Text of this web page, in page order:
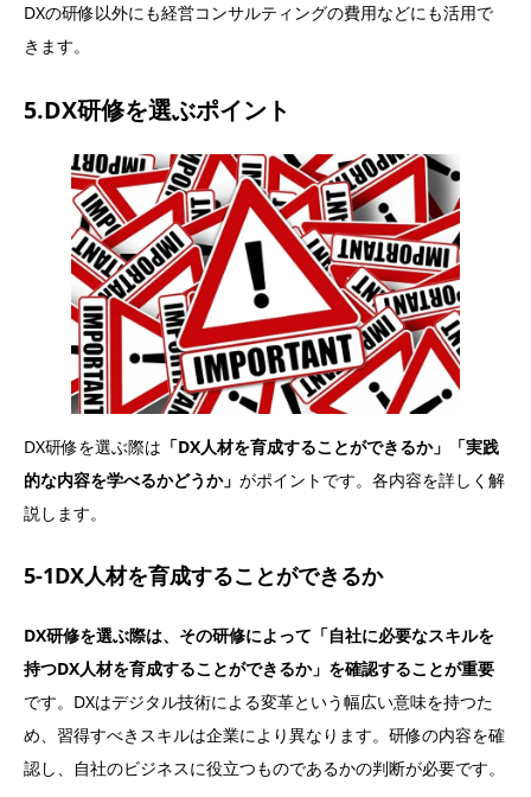
DXの研修以外にも経営コンサルティングの費用などにも活用で
きます。
5.DX研修を選ぶポイント
DX研修を選ぶ際は 「DX人材を育成することができるか」「実践
的な内容を学べるかどうか」 がポイントです。各内容を詳しく解
説します。
5-1DX人材を育成することができるか
DX研修を選ぶ際は、その研修によって「自社に必要なスキルを
持つDX人材を育成することができるか」を確認することが重要
です。DXはデジタル技術による変革という幅広い意味を持つた
め、習得すべきスキルは企業により異なります。研修の内容を確
認し、自社のビジネスに役立つものであるかの判断が必要です。